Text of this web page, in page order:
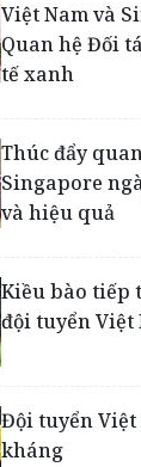
Việt Nam và
Quan hệ Đối
tế xanh
Thúc đẩy
Singapore
và hiệu quả
Kiều bào tiếp
đội tuyển Việt
Đội tuyển
kháng